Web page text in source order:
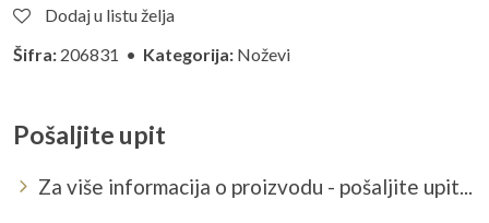
Dodaj u listu želja
Šifra: 206831 • Kategorija: Noževi
Pošaljite upit
Za više informacija o proizvodu - pošaljite upit...